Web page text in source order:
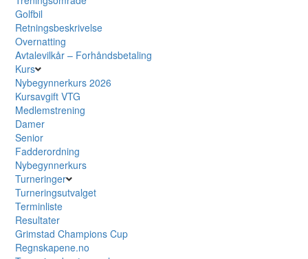
Golfbil
Retningsbeskrivelse
Overnatting
Avtalevilkår – Forhåndsbetaling
Kurs
Nybegynnerkurs 2026
Kursavgift VTG
Medlemstrening
Damer
Senior
Fadderordning
Nybegynnerkurs
Turneringer
Turneringsutvalget
Terminliste
Resultater
Grimstad Champions Cup
Regnskapene.no